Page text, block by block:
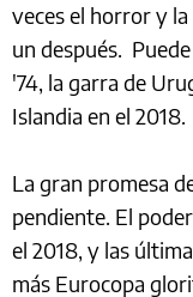
veces el horror y
un después.
'74, la garra de
Islandia en el 2018.
La gran promesa
pendiente. El
el 2018, y las
más Eurocopa